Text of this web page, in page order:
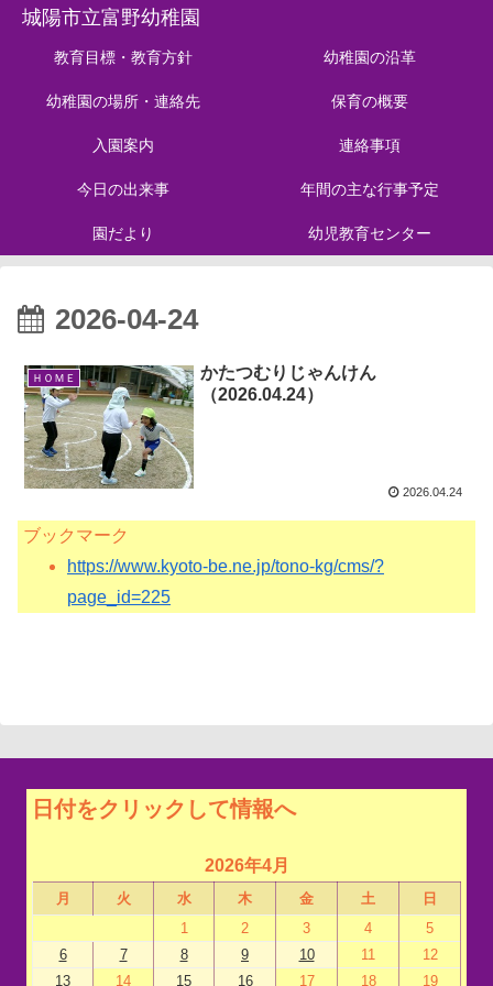
城陽市立富野幼稚園
教育目標・教育方針 幼稚園の沿革
幼稚園の場所・連絡先 保育の概要
入園案内 連絡事項
今日の出来事 年間の主な行事予定
園だより 幼児教育センター
2026-04-24
ＨＯＭＥ
かたつむりじゃんけん
（2026.04.24）
2026.04.24
ブックマーク
https://www.kyoto-be.ne.jp/tono-kg/cms/?
page_id=225
日付をクリックして情報へ
2026年4月
月 火 水 木 金 土
日
1
2 3 4
5
6
7 8 9 10 11
12
13
14 15 16 17 18 19